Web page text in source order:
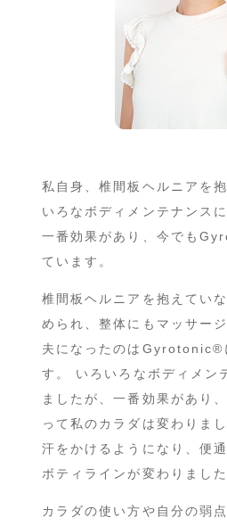
私自身、椎間板ヘルニアを
いろなボディメンテナンス
一番効果があり、今でも
ています。
椎間板ヘルニアを抱えてい
められ、整体にもマッサー
夫になったのはGyrotonic®︎
す。 いろいろなボディメン
ましたが、一番効果があり
って私のカラダは変わりま
汗をかけるようになり、便
ボティラインが変わりました
カラダの使い方や自分の弱